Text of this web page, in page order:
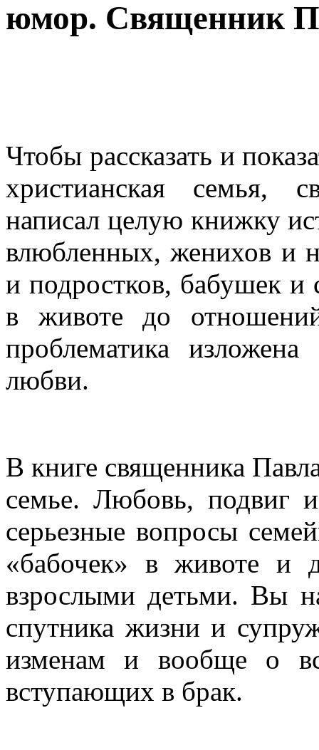
юмор. Священник
Чтобы рассказать и
христианская семья,
написал целую книжку
влюбленных, женихов и
и подростков, бабушек и
в животе до
проблематика
любви.
В книге священника
семье. Любовь, подвиг
серьезные вопросы
«бабочек» в животе и
взрослыми детьми. Вы
спутника жизни и
изменам и вообще о
вступающих в брак.